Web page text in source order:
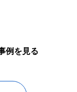
例を見る